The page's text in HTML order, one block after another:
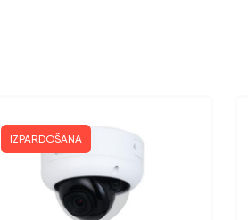
IZPĀRDOŠANA